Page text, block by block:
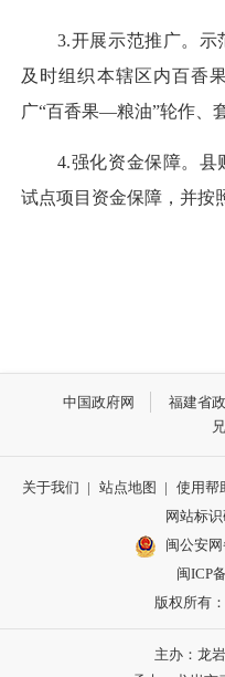
3.开展示范推广。示范
及时组织本辖区内百香
广“百香果—粮油”轮作、
4.强化资金保障。县
试点项目资金保障，并按
中国政府网 福建省
关于我们 | 站点地图 | 使用帮
网站标
闽公安
闽ICP
版权所有
主办：龙